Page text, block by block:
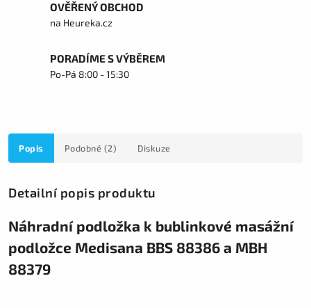
OVĚŘENÝ OBCHOD
na Heureka.cz
PORADÍME S VÝBĚREM
Po-Pá 8:00 - 15:30
Popis Podobné (2) Diskuze
Detailní popis produktu
Náhradní podložka k bublinkové masážní
podložce Medisana BBS 88386 a MBH
88379